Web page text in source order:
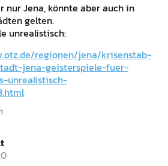
nur Jena, könnte aber auch in
gelten.
unrealistisch:
regionen/jena/krisenstab-
jena-geisterspiele-fuer-
unrealistisch-